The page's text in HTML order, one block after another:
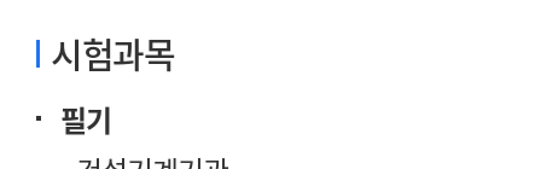
시험과목
필기